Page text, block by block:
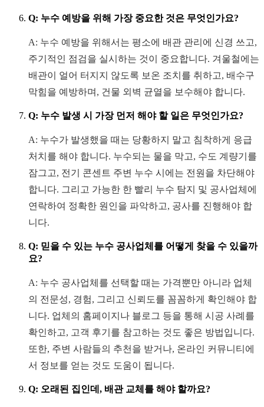
Q: 누수 예방을 위해 가장 중요한 것은 무엇인가요?
A: 누수 예방을 위해서는 평소에 배관 관리에 신경 쓰고,
주기적인 점검을 실시하는 것이 중요합니다. 겨울철에는
배관이 얼어 터지지 않도록 보온 조치를 취하고, 배수구
막힘을 예방하며, 건물 외벽 균열을 보수해야 합니다.
Q: 누수 발생 시 가장 먼저 해야 할 일은 무엇인가요?
A: 누수가 발생했을 때는 당황하지 말고 침착하게 응급
처치를 해야 합니다. 누수되는 물을 막고, 수도 계량기를
잠그고, 전기 콘센트 주변 누수 시에는 전원을 차단해야
합니다. 그리고 가능한 한 빨리 누수 탐지 및 공사업체에
연락하여 정확한 원인을 파악하고, 공사를 진행해야 합
니다.
Q: 믿을 수 있는 누수 공사업체를 어떻게 찾을 수 있을까
요?
A: 누수 공사업체를 선택할 때는 가격뿐만 아니라 업체
의 전문성, 경험, 그리고 신뢰도를 꼼꼼하게 확인해야 합
니다. 업체의 홈페이지나 블로그 등을 통해 시공 사례를
확인하고, 고객 후기를 참고하는 것도 좋은 방법입니다.
또한, 주변 사람들의 추천을 받거나, 온라인 커뮤니티에
서 정보를 얻는 것도 도움이 됩니다.
Q: 오래된 집인데, 배관 교체를 해야 할까요?